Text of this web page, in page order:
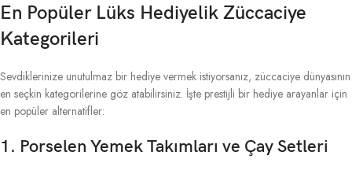
En Popüler Lüks Hediyelik Züccaciye
Kategorileri
Sevdiklerinize unutulmaz bir hediye vermek istiyorsanız, züccaciye dünyasının
en seçkin kategorilerine göz atabilirsiniz. İşte prestijli bir hediye arayanlar için
en popüler alternatifler:
1. Porselen Yemek Takımları ve Çay Setleri